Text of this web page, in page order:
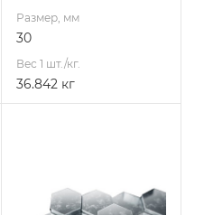
Размер, мм
30
Вес 1 шт./кг.
36.842 кг